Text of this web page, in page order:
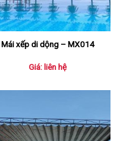
Mái xếp di dộng – MX014
Giá: liên hệ